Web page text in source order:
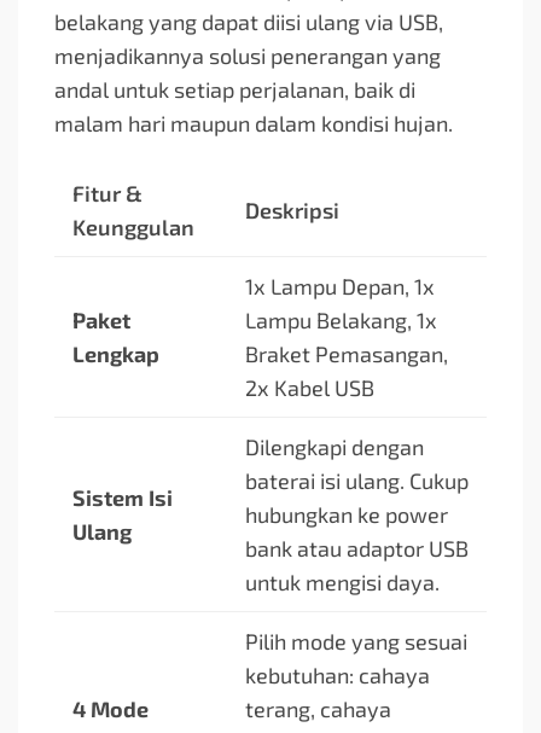
belakang yang dapat diisi ulang via USB,
menjadikannya solusi penerangan yang
andal untuk setiap perjalanan, baik di
malam hari maupun dalam kondisi hujan.
Fitur &
Keunggulan
Deskripsi
Paket
Lengkap
1x Lampu Depan, 1x
Lampu Belakang, 1x
Braket Pemasangan,
2x Kabel USB
Sistem Isi
Ulang
Dilengkapi dengan
baterai isi ulang. Cukup
hubungkan ke power
bank atau adaptor USB
untuk mengisi daya.
4 Mode
Pilih mode yang sesuai
kebutuhan: cahaya
terang, cahaya